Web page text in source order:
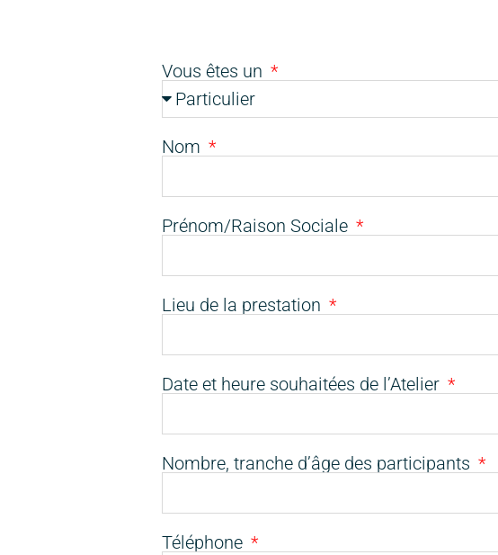
Vous êtes un
Nom
Prénom/Raison Sociale
Lieu de la prestation
Date et heure souhaitées de l’Atelier
Nombre, tranche d’âge des participants
Téléphone